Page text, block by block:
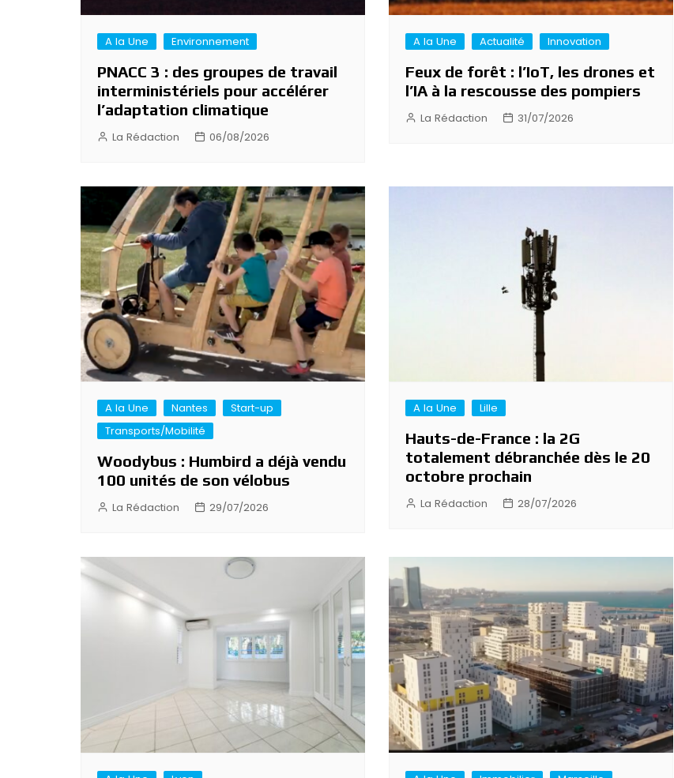
A la Une Environnement
PNACC 3 : des groupes de travail
interministériels pour accélérer
l’adaptation climatique
La Rédaction 06/08/2026
A la Une Actualité Innovation
Feux de forêt : l’IoT, les drones et
l’IA à la rescousse des pompiers
La Rédaction 31/07/2026
A la Une Nantes
Start-up
Transports/Mobilité
Woodybus : Humbird a déjà vendu
100 unités de son vélobus
La Rédaction 29/07/2026
A la Une Lille
Hauts-de-France : la 2G
totalement débranchée dès le 20
octobre prochain
La Rédaction 28/07/2026